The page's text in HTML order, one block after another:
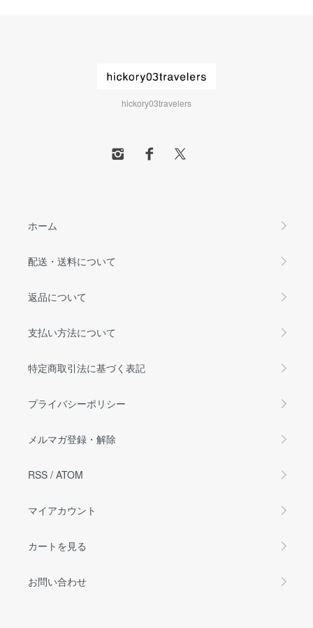
hickory03travelers
ホーム
配送・送料について
返品について
支払い方法について
特定商取引法に基づく表記
プライバシーポリシー
メルマガ登録・解除
RSS / ATOM
マイアカウント
カートを見る
お問い合わせ